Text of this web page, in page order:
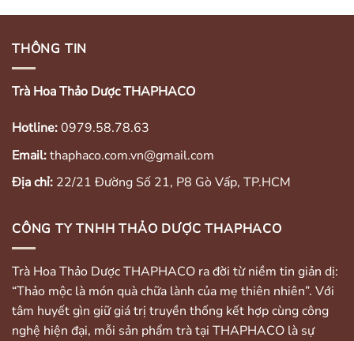
THÔNG TIN
Trà Hoa Thảo Dược THAPHACO
Hotline:0979.58.78.63
Email:thaphaco.com.vn@gmail.com
Địa chỉ: 22/21 Đường Số 21, P8 Gò Vấp, TP.HCM
CÔNG TY TNHH THẢO DƯỢC THAPHACO
Trà Hoa Thảo Dược THAPHACO ra đời từ niềm tin giản dị:
“Thảo mộc là món quà chữa lành của mẹ thiên nhiên”. Với
tâm huyết gìn giữ giá trị truyền thống kết hợp cùng công
nghệ hiện đại, mỗi sản phẩm trà tại THAPHACO là sự